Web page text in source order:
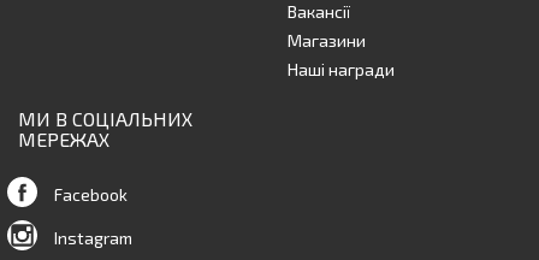
Вакансії
Магазини
Наші награди
МИ В СОЦІАЛЬНИХ
МЕРЕЖАХ
Facebook
Instagram